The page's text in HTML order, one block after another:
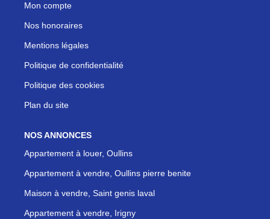
Mon compte
Nos honoraires
Mentions légales
Politique de confidentialité
Politique des cookies
Plan du site
NOS ANNONCES
Appartement à louer, Oullins
Appartement à vendre, Oullins pierre benite
Maison à vendre, Saint genis laval
Appartement à vendre, Irigny